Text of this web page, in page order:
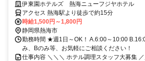
伊東園ホテルズ 熱海ニューフジヤホテル
アクセス 熱海駅より徒歩で約15分
時給1,500円～1,800円
静岡県熱海市
勤務時間 ★週1日～OK！ A.6:00～10:00
み、Bのみ等、お気軽にご相談ください！
仕事内容 ＼＼＼ ホテル調理スタッフ大募集